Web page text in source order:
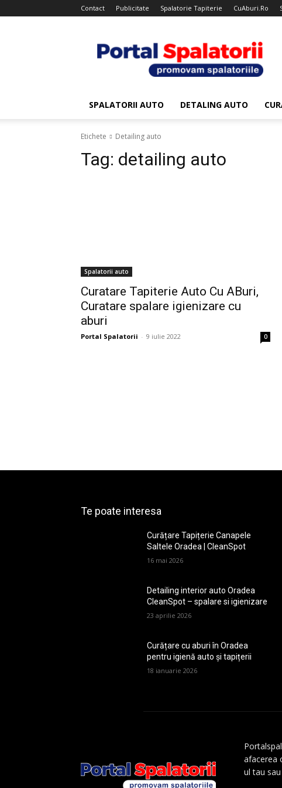
Contact Publicitate Spalatorie Tapiterie CuAburi.Ro
Spalatorii
SPALATORII AUTO DETALING AUTO
Etichete Detailing auto
Tag: detailing auto
Spalatorii auto
Curatare Tapiterie Auto Cu ABuri,
Curatare spalare igienizare cu
aburi
Portal Spalatorii - 9 iulie 2022 0
Te poate interesa
Curățare Tapițerie Canapele
Saltele Oradea | CleanSpot
16 mai 2026
Detailing interior auto Oradea
CleanSpot – spalare si igienizare
23 aprilie 2026
Curățare cu aburi în Oradea
pentru igienă auto și tapițerii
18 ianuarie 2026
afacerea
ul tau